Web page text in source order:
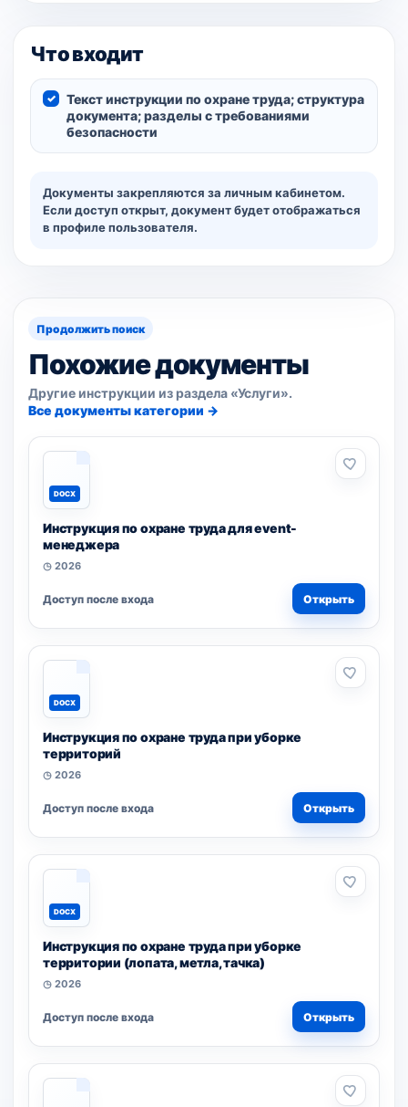
Что входит
Текст инструкции по охране труда; структура
документа; разделы с требованиями
безопасности
Документы закрепляются за личным кабинетом.
Если доступ открыт, документ будет отображаться
в профиле пользователя.
Продолжить поиск
Похожие документы
Другие инструкции из раздела «Услуги».
Все документы категории →
DOCX
Инструкция по охране труда для event-
менеджера
◷ 2026
Доступ после входа Открыть
DOCX
Инструкция по охране труда при уборке
территорий
◷ 2026
Доступ после входа Открыть
DOCX
Инструкция по охране труда при уборке
территории (лопата, метла, тачка)
◷ 2026
Доступ после входа Открыть